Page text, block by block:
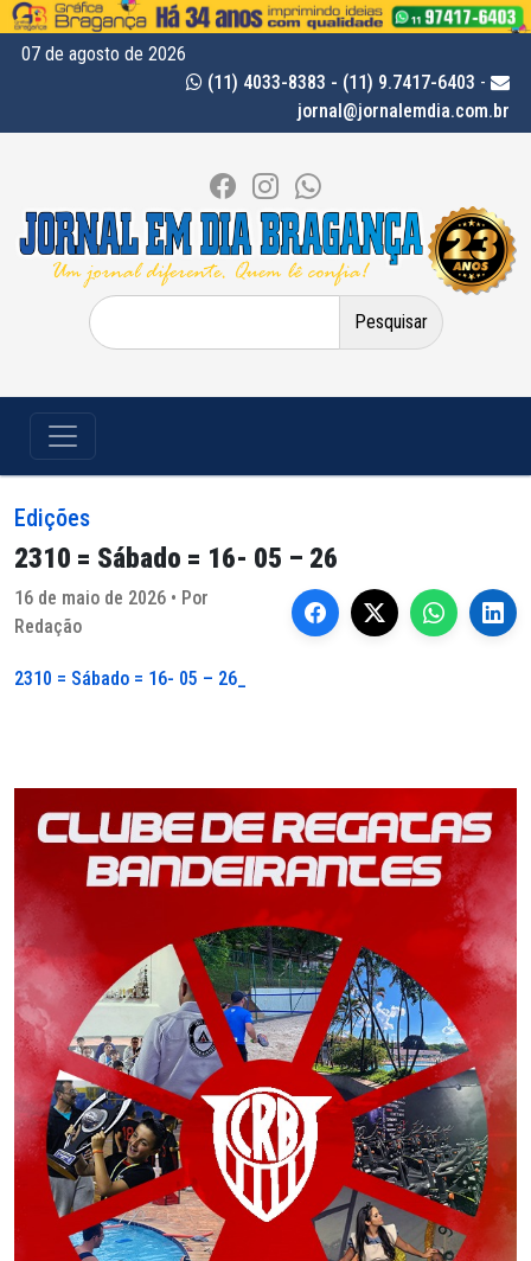
07 de agosto de 2026
(11) 4033-8383 - (11) 9.7417-6403 -
jornal@jornalemdia.com.br
Pesquisar
por:
Edições
2310 = Sábado = 16- 05 – 26
16 de maio de 2026 • Por
Redação
2310 = Sábado = 16- 05 – 26_